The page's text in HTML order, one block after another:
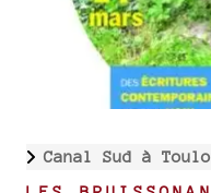
Canal Sud à